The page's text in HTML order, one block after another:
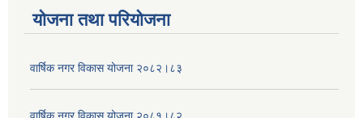
योजना तथा परियोजना
वार्षिक नगर विकास योजना २०८२।८३
वार्षिक नगर विकास योजना २०८१।८२